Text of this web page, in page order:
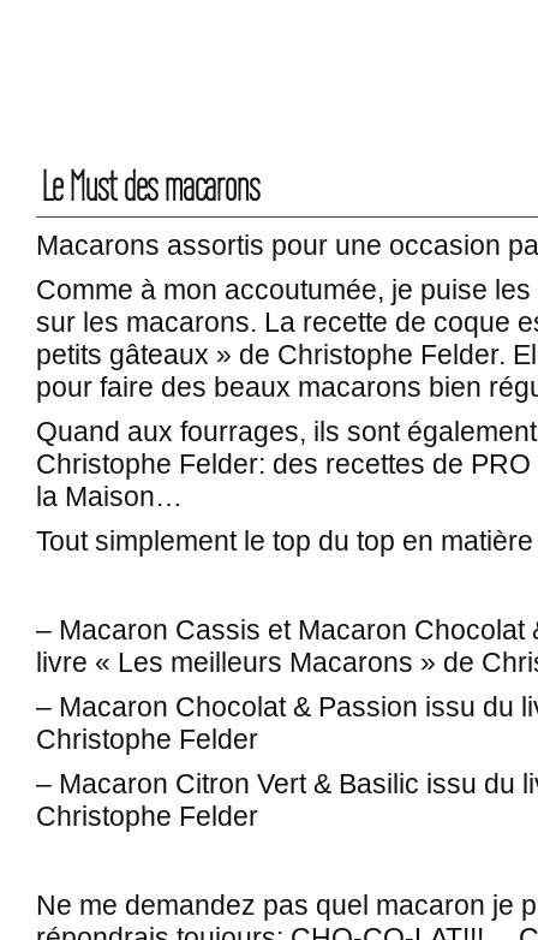
Le Must des macarons
Macarons assortis pour une occasion
Comme à mon accoutumée, je puise
sur les macarons. La recette de coque
petits gâteaux » de Christophe Felder.
pour faire des beaux macarons bien
Quand aux fourrages, ils sont
Christophe Felder: des recettes de
la Maison…
Tout simplement le top du top en
– Macaron Cassis et Macaron Chocolat
livre « Les meilleurs Macarons » de
– Macaron Chocolat & Passion issu du
Christophe Felder
– Macaron Citron Vert & Basilic issu du
Christophe Felder
Ne me demandez pas quel macaron je